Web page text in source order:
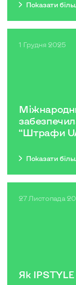
Показати
1 Грудня 2025
“Штрафи
Показати
27 Листопада
Як